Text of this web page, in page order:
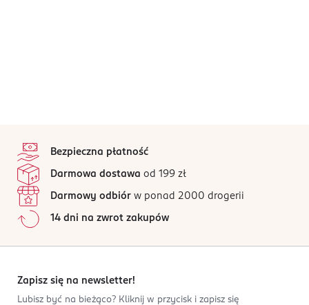
Bezpieczna płatność
Darmowa dostawa od 199 zł
Darmowy odbiór w ponad 2000 drogerii
14 dni na zwrot zakupów
Zapisz się na newsletter!
Lubisz być na bieżąco? Kliknij w przycisk i zapisz się